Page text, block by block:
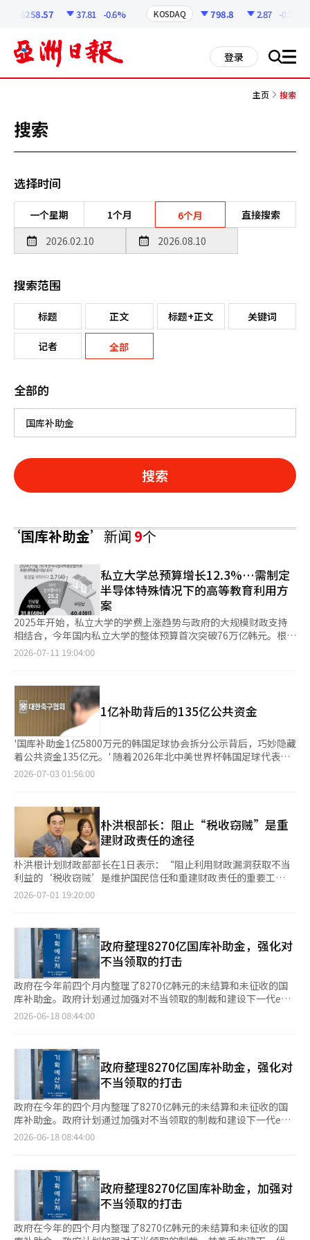
6258.57 37.81 -0.6% KOSDAQ 798.8 2.87 -0.36%
登录 搜 all
主页 搜索
搜索
选择时间
一个星期 1个月 6个月 直接搜索
搜索范围
标题 正文 标题+正文 关键词
记者 全部
全部的
搜索
‘国库补助金’新闻9个
私立大学总预算增长12.3%…需制定
半导体特殊情况下的高等教育利用方
案
2025年开始，私立大学的学费上涨趋势与政府的大规模财政支持
相结合，今年国内私立大学的整体预算首次突破76万亿韩元。根据
韩国私立大学振兴财团（理事长：李河云）于10日发布的《2026
12.3%。作为大学财政的核心，教务会计的本预算较去年增长
5.8%，达26万9328亿韩元。各项收入中，“学费及课程费收
入”占最大比重，达14万2622亿韩元，同比增长6.2%；而随
着“全球大学30”和“锚（旧RISE项目）”的扩展，“国库补助
金”也增长了10.4%，达到5万7604亿韩元。代表大学研究能力增
强的产学合作会计也同比增长14.4%，达11万6461亿韩元，推动
了整体预算的增长。然而，这种表面上的增长背后，潜藏着严重的
结构性财政危机。由于学龄人口减少，大学即使将所有学费收入投
尤其是在整体学费收入的60%以上集中在首都圈大学的情况下，非
首都圈大学为了生存，教育投资比例高于首都圈。从地区学费收入
现状来看，首都圈与非首都圈大学之间的严重两极分化显而易见。
今年私立大学的总学费收入（不包括课程费）为13万5023亿韩
元，其中首都圈大学（65所）占6万8963亿韩元，占总数的
62.0%；而非首都圈（89所）地方大学的学费收入仅为4万2348亿
韩元（38.0%）。值得注意的是，总教育费用（包括工资、研究学
生费用、产学合作费用等）投资规模的增减率。今年私立大学的总
首都圈大学的教育费用增速为8.8%（10万4040亿韩元），超过了
首都圈大学的7.4%（16万3131亿韩元）。专科大学的非首都圈增
速（8.9%）也高于首都圈（7.5%）。这表明，面临学龄人口减少
危机的地方大学，优先将通过学费上涨等方式获得的资金投入到奖
学金扩充、教育环境改善等吸引学生的教育投资中。从支出项目分
析，大学财政结构的脆弱性更加明显。今年私立大学教务会计中的
教职员工工资（薪酬）为10万3159亿韩元，占比最大
（38.3%），但增速为3.3%，保持稳定。然而，设施维护费、电
尤其是教务会计中工资和管理运营费用的最低“固定费用”规模达
13万9387亿韩元，已达到私立大学所获得的纯学费收入（13万
5023亿韩元）的103.2%。这意味着，仅靠学生缴纳的学费，连大
学最基本的生存成本——人力成本和管理费用都无法覆盖。大学们
在政府引导下，按照适用的储备金政策，今年不分首都圈（8553
亿韩元）和非首都圈（3568亿韩元），增加了提取储备金的金
额，以进行全面的教育环境改善（提取建筑基金5772亿韩元）。
况下，如果没有国库补助金或捐款（增长5.0%）、教育部收入
（增长5.0%）等大学自身的资金筹集努力，正常运营将变得不可
能。所获得的资金更多地用于研究和学生费用（增长7.3%）或教
育投资扩大（增长8.0%），直接惠及学生和提高教育质量，这一
点是积极的。然而，只要学费收入持续向首都圈大学集中，财政状
2026-07-11 19:04:00
1亿补助背后的135亿公共资金
'国库补助金1亿5800万元的韩国足球协会拆分公示背后，巧妙隐藏
着公共资金135亿元。' 随着2026年北中美世界杯韩国足球代表队
未能晋级32强，韩国足球协会所获得的公共资金的合理性再次受到
投入协会。由于公共资金的支持不容小觑，公众呼吁提高公示透明
度，以便更容易地核实支持规模和支出明细。 根据韩国足球协会
于2日公布的2026年预算案，协会一般会计收入总额为1316亿
5000万元。其中，来自国民体育振兴基金的81亿5000万元和国库
补助金约3000万元等政府资金约为82亿元。如果再加上从体育彩
票收益中分配的体育振兴投票权主办单位支持金53亿6000万元，
今年协会获得的政府和公共资金总额为135亿4000万元，占整体收
入的10.3%。 问题在于，单靠协会的公示，公众难以一目了然地了
助金被列为1亿5800万元，但文化体育观光部支持的国民体育振兴
基金81亿元和彩票基金（彩票收益）62亿元则被分类为不同项
目。虽然项目性质不同，但均为政府管理和支持的资金。然而，由
于多个项目分散公示，实际政府支持规模显得被缩小，公众难以了
解协会的政府依赖程度。 文化体育观光部相关人士指出：“需要
确认协会是基于什么标准将体育振兴基金和彩票收益这两个项目进
行区分公示。”此外，“似乎是将与地方政府或其他部门的合作项
目所获得的预算进行区分，但有些年份标注为‘国库补助金’，有
光部正在准备与北中美世界杯小组赛出局相关的特别审计。目前，
审计室正在审查审计范围和推进计划，具体的启动时间尚未确定。
文化体育观光部相关人士表示：“具体内容整理后将会公布。”对
此，本社多次尝试通过电话和短信联系韩国足球协会以获取解释，
但未能取得联系。 文化体育观光部此前因尤尔根·克林斯曼前教
练和洪明甫教练的任命过程中的不公正争议而进行的审计中，法院
在一审中承认了文化体育观光部的审计权和程序的合法性，因此认
为此次特别审计推进不会存在法律问题。 李在明总统也将此次世
能力”，并指示进行准确的原因分析和防止再发生的对策。此外，
他还要求将协会长的选举方式从少数间接选举改为所有相关体育人
士的直接选举，并建立监督和制衡机制，以提高协会运营的透明度
和公正性。※ 本报道经人工智能（AI）系统翻译与编辑。
2026-07-03 01:56:00
朴洪根部长：阻止“税收窃贼”是重
建财政责任的途径
朴洪根计划财政部部长在1日表示：“阻止利用财政漏洞获取不当
利益的‘税收窃贼’是维护国民信任和重建财政责任的重要工
作。” 朴部长在首尔中区韩国财政信息院举行的成立10周年庆祝
面发挥着前线的重要作用。”并呼吁：“请务必努力构建下一代e
国助系统，以根本上阻止国库补助金的违规领取，并利用区块链等
新技术进行实时执行研究。” 关于综合财政信息公开平台‘大家
的财政’，他表示：“希望能在年内顺利建设。” 朴部长还指
出：“财政是国民的，作为国家主人，国民有权了解财政情
况。”他强调：“通过‘大家的财政’扩大财政信息公开，将使国
民能够进行财政监督，避免类似和重复项目造成的预算浪费。”
他补充道：“这将进一步提高国家财政的效率，实现‘国民主权财
财政信息。” 此外，他还表示：“计划财政部将始终作为韩国财
政创新的坚定伙伴，与韩国财政信息院共同支持。”※ 本报道经
人工智能（AI）系统翻译与编辑。
2026-07-01 19:20:00
政府整理8270亿国库补助金，强化对
不当领取的打击
政府在今年前四个月内整理了8270亿韩元的未结算和未征收的国
库补助金。政府计划通过加强对不当领取的制裁和建设下一代e国
之助，全面强化国库补助金管理体系。 17日，计划预算处在副部
成果。 计划处表示，今年以来已整理总额为2万7000亿韩元的未结
算和未征收国库补助金。其中，从今年2月至5月整理的金额为
8270亿韩元（占30.9%）。实际从国库中回收的金额为5205亿韩
元，属于除原有税外收入外的额外资金。 政府也在积极推进国库
补助金不当领取根绝的后续措施。继4月设立不当领取举报中心
后，5月还在补助金管理委员会下设立了补助金不当领取审查小
组，完成了国库补助金综合管理指引的修订，以加强治理体系。
目前，计划处与财政信息院及相关部门联合对总计1万3240个补助
府表示，现场检查结束后，将通过计划处不当领取审查小组和各部
门不当领取审议委员会进行审议和决议，采取后续措施处理被查出
不当领取的项目。此外，政府还计划在下半年修订补助金法，将不
当领取的制裁罚金上限从现行的返还金额的5倍提高至8倍。 同
时，为了激活不当领取举报，政府计划在今年9月底之前修订补助
金法实施条例，扩大举报奖励金的支付标准。 此外，政府还启动
2026-06-18 08:44:00
政府整理8270亿国库补助金，强化对
不当领取的打击
政府在今年的四个月内整理了8270亿韩元的未结算和未征收的国
库补助金。政府计划通过加强对不当领取的制裁和建设下一代e国
之助，全面强化国库补助金管理体系。 17日，计划预算处在副部
整理成果。 计划处表示，今年以来已整理总额达2万7000亿韩元的
未结算和未征收国库补助金。其中，从今年2月至5月，共整理了
8270亿韩元（占30.9%）。实际从国库中追回的金额为5205亿韩
元，属于除原有税外收入外的额外资金。 政府也在积极推进国库
补助金不当领取根除的后续措施。继4月设立不当领取举报中心
2026-06-18 08:44:00
政府整理8270亿国库补助金，加强对
不当领取的打击
政府在今年的四个月内整理了8270亿韩元的未结算和未征收的国